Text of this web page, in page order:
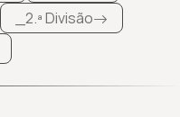
_2.ª Divisão